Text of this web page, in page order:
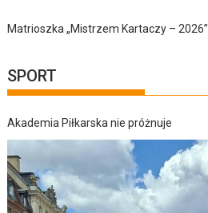
Matrioszka „Mistrzem Kartaczy – 2026”
SPORT
Akademia Piłkarska nie próżnuje